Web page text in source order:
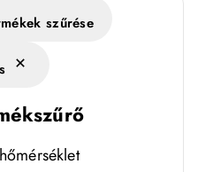
szűrése